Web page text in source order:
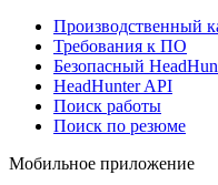
Производственный
Требования к ПО
Безопасный
HeadHunter API
Поиск работы
Поиск по резюме
Мобильное приложение